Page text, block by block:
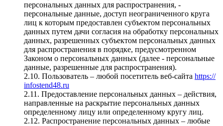
персональных данных для распространения, -
персональные данные, доступ неограниченного круга
лиц к которым предоставлен субъектом персональных
данных путем дачи согласия на обработку персональных
данных, разрешенных субъектом персональных данных
для распространения в порядке, предусмотренном
Законом о персональных данных (далее - персональные
данные, разрешенные для распространения).
2.10. Пользователь – любой посетитель веб-сайта https://
infostend48.ru
2.11. Предоставление персональных данных – действия,
направленные на раскрытие персональных данных
определенному лицу или определенному кругу лиц.
2.12. Распространение персональных данных – любые